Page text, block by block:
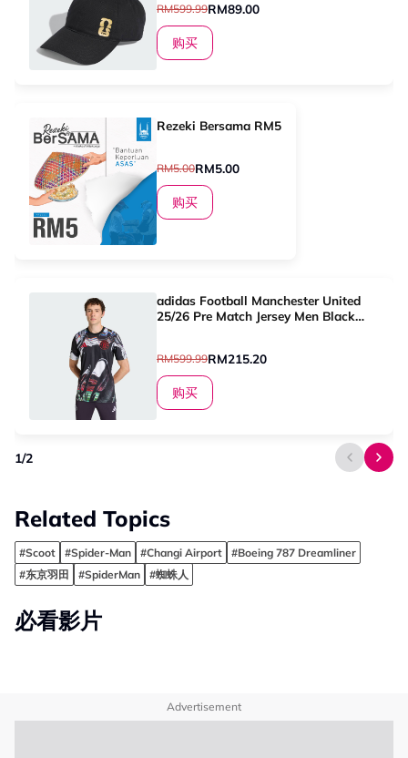
RM599.99RM89.00
购买
Rezeki Bersama RM5
RM5.00RM5.00
购买
adidas Football Manchester United
25/26 Pre Match Jersey Men Black
RM599.99RM215.20
购买
1/2
Related Topics
#Scoot #Spider-Man #Changi Airport
#Boeing 787 Dreamliner
#东京羽田
#SpiderMan #蜘蛛人
必看影片
Advertisement